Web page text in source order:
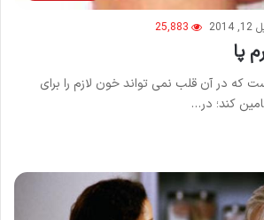
25,883
پا
که در آن قلب نمی تواند خون لازم را برای
کند؛ در…